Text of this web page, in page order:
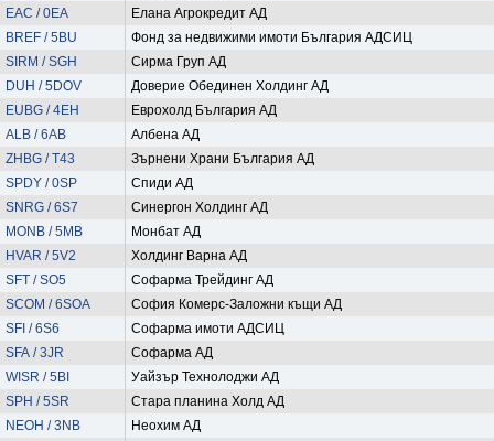
EAC / 0EA
Елана Агрокредит АД
BREF / 5BU
Фонд за недвижими имоти България АДСИЦ
SIRM / SGH
Сирма Груп АД
DUH / 5DOV
Доверие Обединен Холдинг АД
EUBG / 4EH
Еврохолд България АД
ALB / 6AB
Албена АД
ZHBG / T43
Зърнени Храни България АД
SPDY / 0SP
Спиди АД
SNRG / 6S7
Синергон Холдинг АД
MONB / 5MB
Монбат АД
HVAR / 5V2
Холдинг Варна АД
SFT / SO5
Софарма Трейдинг АД
SCOM / 6SOA
София Комерс-Заложни къщи АД
SFI / 6S6
Софарма имоти АДСИЦ
SFA / 3JR
Софарма АД
WISR / 5BI
Уайзър Технолоджи АД
SPH / 5SR
Стара планина Холд АД
NEOH / 3NB
Неохим АД